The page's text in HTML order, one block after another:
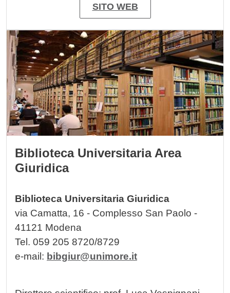
SITO WEB
Image
Biblioteca Universitaria Area
Giuridica
Biblioteca Universitaria Giuridica
via Camatta, 16 - Complesso San Paolo -
41121 Modena
Tel. 059 205 8720/8729
e-mail: bibgiur@unimore.it